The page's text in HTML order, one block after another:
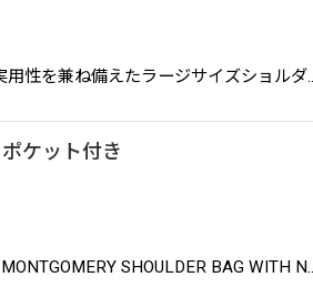
用性を兼ね備えたラージサイズショルダ
ケット付き
SHOULDER BAG WITH